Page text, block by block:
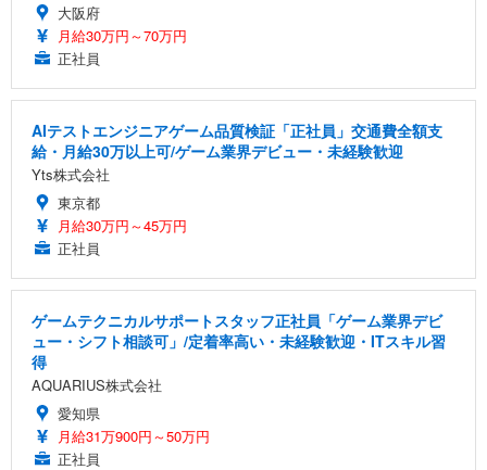
大阪府
月給30万円～70万円
正社員
AIテストエンジニアゲーム品質検証「正社員」交通費全額支
給・月給30万以上可/ゲーム業界デビュー・未経験歓迎
Yts株式会社
東京都
月給30万円～45万円
正社員
ゲームテクニカルサポートスタッフ正社員「ゲーム業界デビ
ュー・シフト相談可」/定着率高い・未経験歓迎・ITスキル習
得
AQUARIUS株式会社
愛知県
月給31万900円～50万円
正社員